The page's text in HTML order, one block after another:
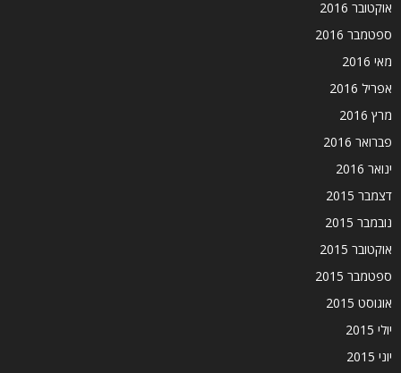
אוקטובר 2016
ספטמבר 2016
מאי 2016
אפריל 2016
מרץ 2016
פברואר 2016
ינואר 2016
דצמבר 2015
נובמבר 2015
אוקטובר 2015
ספטמבר 2015
אוגוסט 2015
יולי 2015
יוני 2015